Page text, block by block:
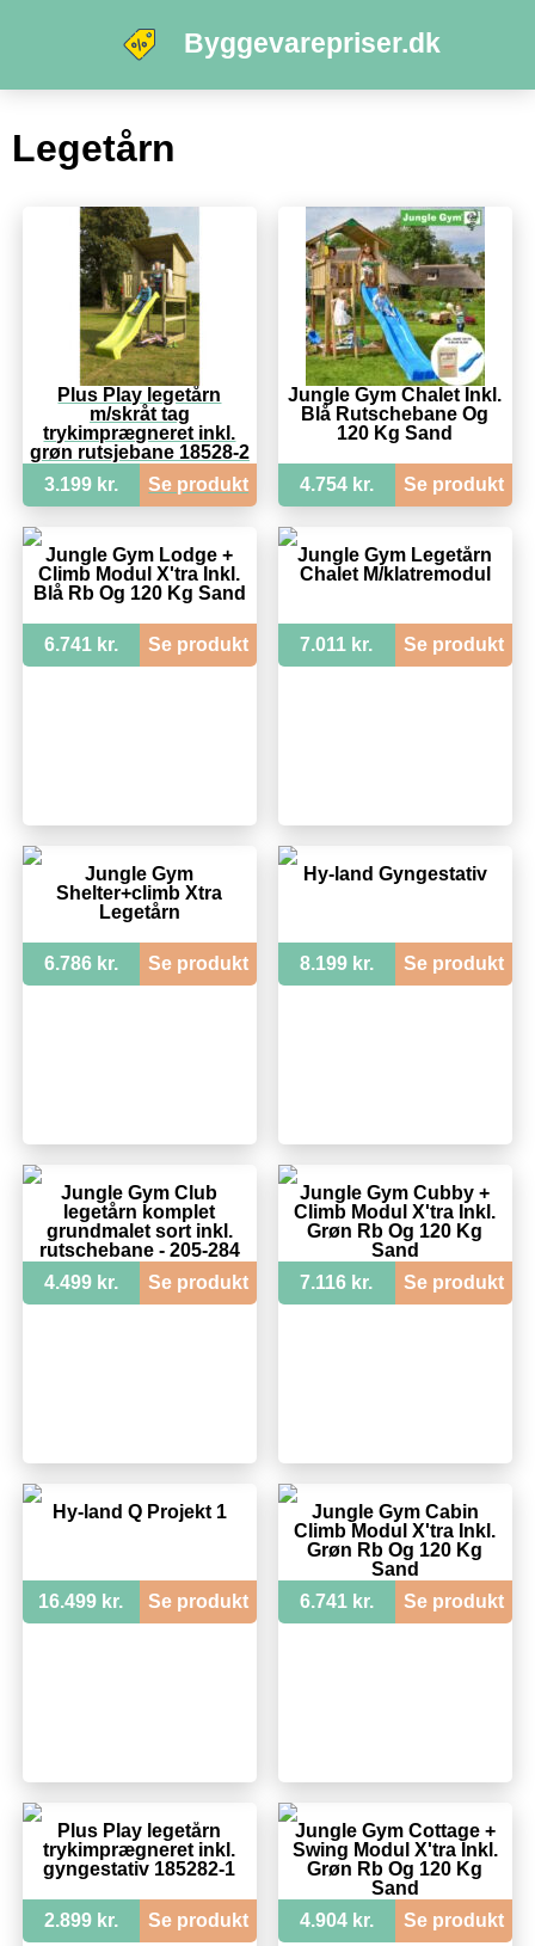
Byggevarepriser.dk
Legetårn
Plus Play legetårn
m/skråt tag
trykimprægneret inkl.
grøn rutsjebane 18528-2
3.199 kr.
Se produkt
Jungle Gym Chalet Inkl.
Blå Rutschebane Og
120 Kg Sand
4.754 kr. Se produkt
Jungle Gym Lodge +
Climb Modul X'tra Inkl.
Blå Rb Og 120 Kg Sand
6.741 kr. Se produkt
Jungle Gym Legetårn
Chalet M/klatremodul
7.011 kr. Se produkt
Jungle Gym
Shelter+climb Xtra
Legetårn
6.786 kr. Se produkt
Hy-land Gyngestativ
8.199 kr. Se produkt
Jungle Gym Club
legetårn komplet
grundmalet sort inkl.
rutschebane - 205-284
4.499 kr.
Se produkt
Jungle Gym Cubby +
Climb Modul X'tra Inkl.
Grøn Rb Og 120 Kg
Sand
7.116 kr.
Se produkt
Hy-land Q Projekt 1
16.499 kr. Se produkt
Jungle Gym Cabin
Climb Modul X'tra Inkl.
Grøn Rb Og 120 Kg
Sand
6.741 kr.
Se produkt
Plus Play legetårn
trykimprægneret inkl.
gyngestativ 185282-1
2.899 kr. Se produkt
Jungle Gym Cottage +
Swing Modul X'tra Inkl.
Grøn Rb Og 120 Kg
Sand
4.904 kr.
Se produkt